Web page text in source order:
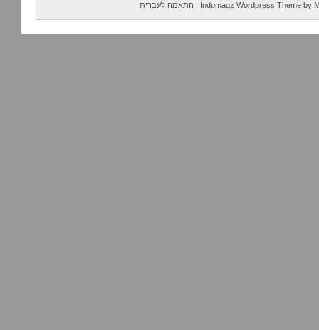
Indomagz Wordpress Theme by
| התאמה לעברית